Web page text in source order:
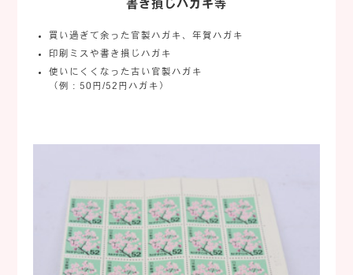
書き損じハガキ等
買い過ぎて余った官製ハガキ、年賀ハガキ
印刷ミスや書き損じハガキ
使いにくくなった古い官製ハガキ
（例：50円/52円ハガキ）